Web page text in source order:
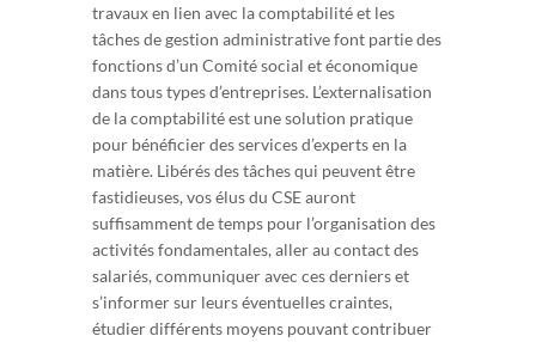
travaux en lien avec la comptabilité et les
tâches de gestion administrative font partie des
fonctions d’un Comité social et économique
dans tous types d’entreprises. L’externalisation
de la comptabilité est une solution pratique
pour bénéficier des services d’experts en la
matière. Libérés des tâches qui peuvent être
fastidieuses, vos élus du CSE auront
suffisamment de temps pour l’organisation des
activités fondamentales, aller au contact des
salariés, communiquer avec ces derniers et
s’informer sur leurs éventuelles craintes,
étudier différents moyens pouvant contribuer